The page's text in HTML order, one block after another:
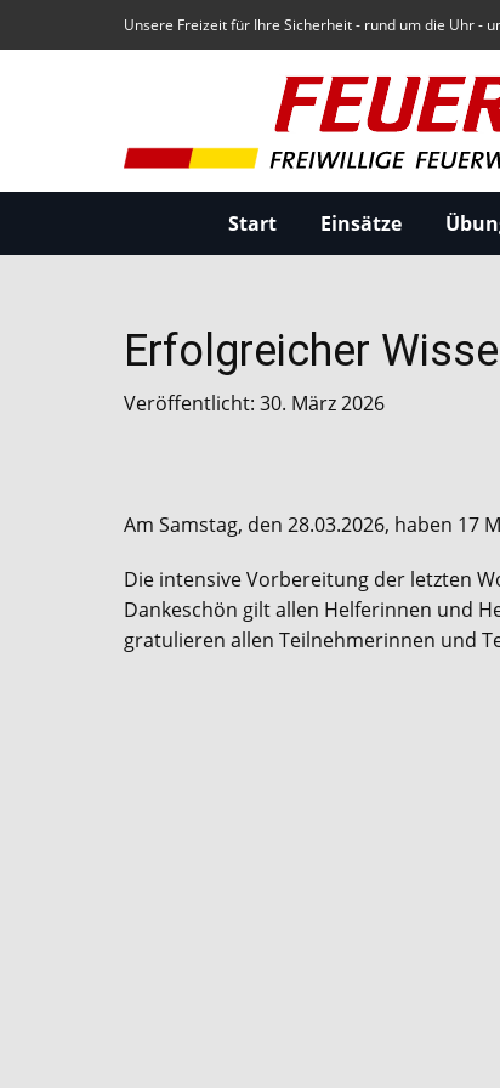
Unsere Freizeit für Ihre Sicherheit - rund um die Uhr -
Start Einsätze
Erfolgreicher
Veröffentlicht: 30. März 2026
Am Samstag, den 28.03.2026, haben
Die intensive Vorbereitung der letzten
Dankeschön gilt allen Helferinnen und
gratulieren allen Teilnehmerinnen und